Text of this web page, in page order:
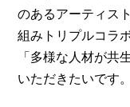
のあるアーティス
組みトリプルコラ
「多様な人材が共
いただきたいです。